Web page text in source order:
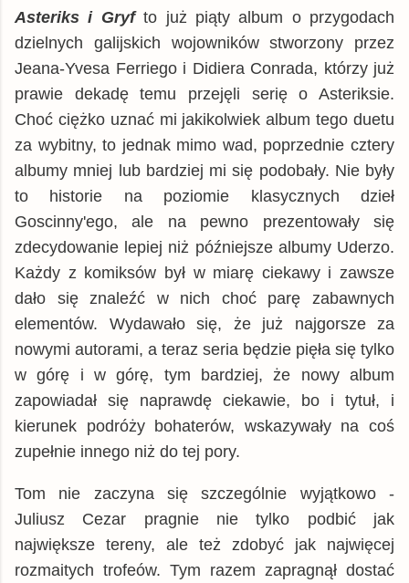
Asteriks i Gryfto już piąty album o przygodach
dzielnych galijskich wojowników stworzony przez
Jeana-Yvesa Ferriego i Didiera Conrada, którzy już
prawie dekadę temu przejęli serię o Asteriksie.
Choć ciężko uznać mi jakikolwiek album tego duetu
za wybitny, to jednak mimo wad, poprzednie cztery
albumy mniej lub bardziej mi się podobały. Nie były
to historie na poziomie klasycznych dzieł
Goscinny'ego, ale na pewno prezentowały się
zdecydowanie lepiej niż późniejsze albumy Uderzo.
Każdy z komiksów był w miarę ciekawy i zawsze
dało się znaleźć w nich choć parę zabawnych
elementów. Wydawało się, że już najgorsze za
nowymi autorami, a teraz seria będzie pięła się tylko
w górę i w górę, tym bardziej, że nowy album
zapowiadał się naprawdę ciekawie, bo i tytuł, i
kierunek podróży bohaterów, wskazywały na coś
zupełnie innego niż do tej pory.
Tom nie zaczyna się szczególnie wyjątkowo -
Juliusz Cezar pragnie nie tylko podbić jak
największe tereny, ale też zdobyć jak najwięcej
rozmaitych trofeów. Tym razem zapragnął dostać